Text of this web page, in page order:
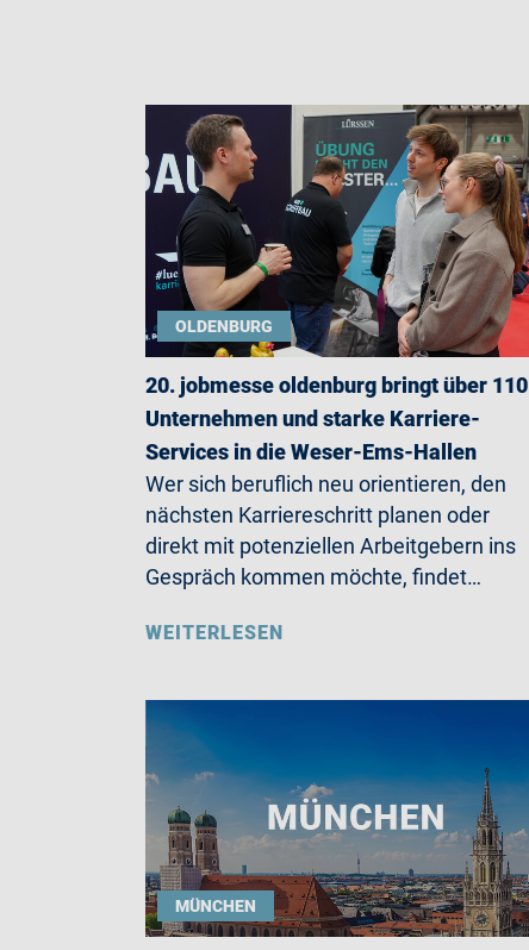
OLDENBURG
20. jobmesse oldenburg bringt über 110
Unternehmen und starke Karriere-
Services in die Weser-Ems-Hallen
Wer sich beruflich neu orientieren, den
nächsten Karriereschritt planen oder
direkt mit potenziellen Arbeitgebern ins
Gespräch kommen möchte, findet…
WEITERLESEN
MÜNCHEN